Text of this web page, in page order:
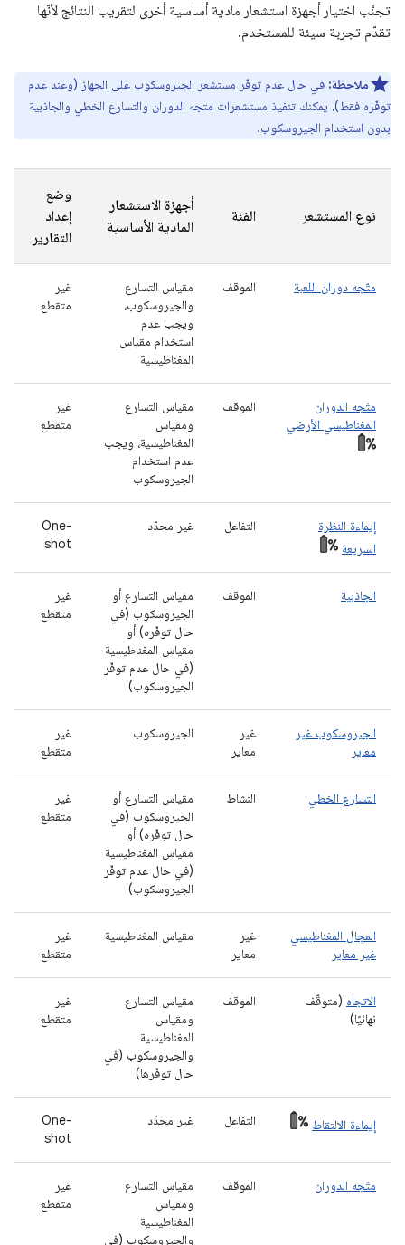
تجنَّب اختيار أجهزة استشعار مادية أساسية أخرى لتقريب النتائج لأنّها
تقدّم تجربة سيئة للمستخدم.
ملاحظة: في حال عدم توفّر مستشعر الجيروسكوب على الجهاز (وعند عدم
توفّره فقط)، يمكنك تنفيذ مستشعرات متجه الدوران والتسارع الخطي والجاذبية
بدون استخدام الجيروسكوب.
نوع المستشعر الفئة
أجهزة الاستشعار
المادية الأساسية
وضع
إعداد
التقارير
متّجه دوران اللعبة الموقف
مقياس التسارع
والجيروسكوب،
ويجب عدم
استخدام مقياس
المغناطيسية
غير
متقطع
متّجه الدوران
المغناطيسي الأرضي
الموقف
مقياس التسارع
ومقياس
المغناطيسية، ويجب
عدم استخدام
الجيروسكوب
غير
متقطع
إيماءة النظرة
السريعة
التفاعل غير محدّد
One-
shot
الجاذبية الموقف
مقياس التسارع أو
الجيروسكوب (في
حال توفّره) أو
مقياس المغناطيسية
(في حال عدم توفّر
الجيروسكوب)
غير
متقطع
الجيروسكوب غير
معاير
غير
معاير
الجيروسكوب
غير
متقطع
التسارع الخطي النشاط
مقياس التسارع أو
الجيروسكوب (في
حال توفّره) أو
مقياس المغناطيسية
(في حال عدم توفّر
الجيروسكوب)
غير
متقطع
المجال المغناطيسي
غير معاير
غير
معاير
مقياس المغناطيسية
غير
متقطع
الاتجاه (متوقّف
نهائيًا)
الموقف
مقياس التسارع
ومقياس
المغناطيسية
والجيروسكوب (في
حال توفّرها)
غير
متقطع
إيماءة الالتقاط التفاعل غير محدّد
One-
shot
متّجه الدوران الموقف
مقياس التسارع
ومقياس
المغناطيسية
والجيروسكوب (في
غير
متقطع